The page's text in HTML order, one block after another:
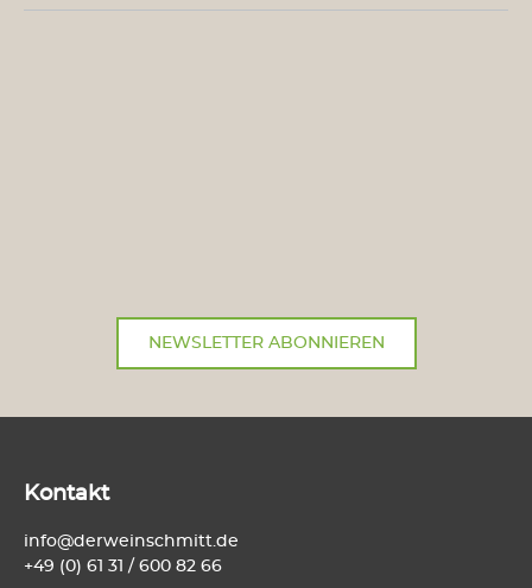
NEWSLETTER ABONNIEREN
Kontakt
info@derweinschmitt.de
+49 (0) 61 31 / 600 82 66